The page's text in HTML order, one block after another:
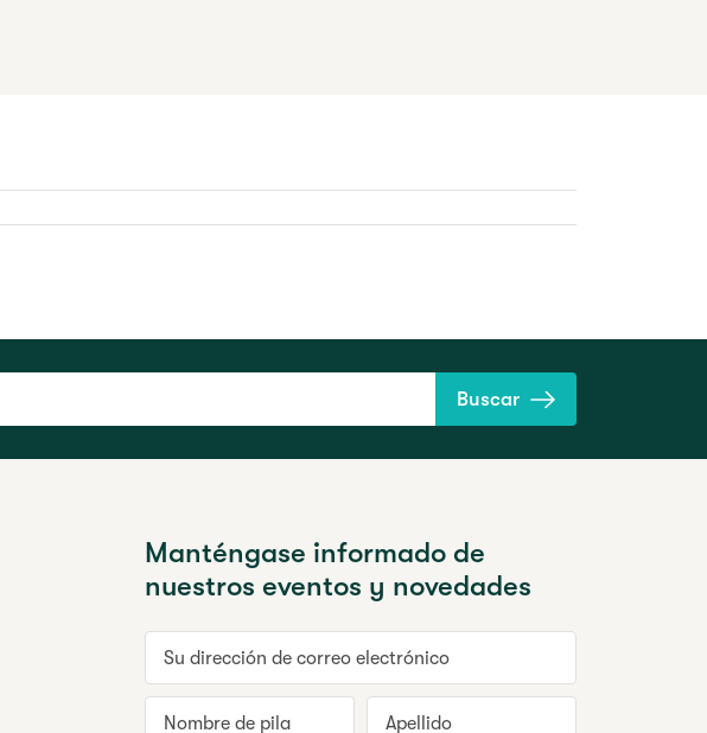
Buscar
Manténgase informado de
nuestros eventos y novedades
Su dirección de correo electrónico
Nombre de pila Apellido